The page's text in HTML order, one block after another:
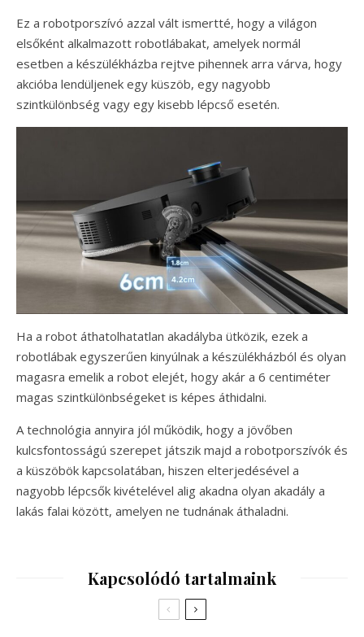
Ez a robotporszívó azzal vált ismertté, hogy a világon
elsőként alkalmazott robotlábakat, amelyek normál
esetben a készülékházba rejtve pihennek arra várva, hogy
akcióba lendüljenek egy küszöb, egy nagyobb
szintkülönbség vagy egy kisebb lépcső esetén.
Ha a robot áthatolhatatlan akadályba ütközik, ezek a
robotlábak egyszerűen kinyúlnak a készülékházból és olyan
magasra emelik a robot elejét, hogy akár a 6 centiméter
magas szintkülönbségeket is képes áthidalni.
A technológia annyira jól működik, hogy a jövőben
kulcsfontosságú szerepet játszik majd a robotporszívók és
a küszöbök kapcsolatában, hiszen elterjedésével a
nagyobb lépcsők kivételével alig akadna olyan akadály a
lakás falai között, amelyen ne tudnának áthaladni.
Kapcsolódó tartalmaink